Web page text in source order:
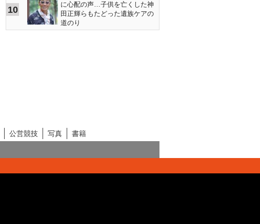
10
に心配の声…子供を亡くした神
田正輝らもたどった遺族ケアの
道のり
公営競技 写真
書籍